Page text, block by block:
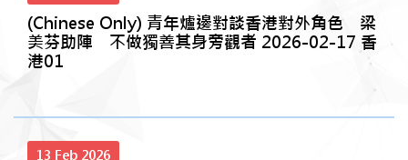
(Chinese Only) 青年爐邊對談香港對外角色 梁
美芬助陣 不做獨善其身旁觀者 2026-02-17 香
港01
13 Feb 2026